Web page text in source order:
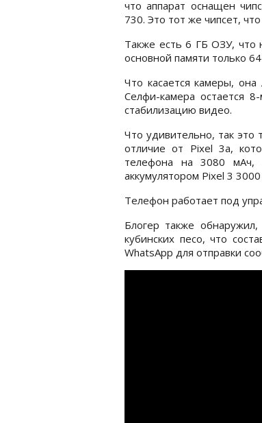
что аппарат оснащен
730. Это тот же чипсет,
Также есть 6 ГБ ОЗУ, что
основной памяти только
Что касается камеры,
Селфи-камера остается
стабилизацию видео.
Что удивительно, так это
отличие от Pixel 3a,
телефона на 3080 мАч,
аккумулятором Pixel 3
Телефон работает под
Блогер также
кубинских песо, что
WhatsApp для отправки